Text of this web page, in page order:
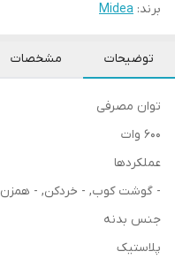
برند: Midea
توضیحات مشخصات
توان مصرفی
600 وات
عملکردها
- گوشت کوب, - خردکن, - همزن
جنس بدنه
پلاستیک